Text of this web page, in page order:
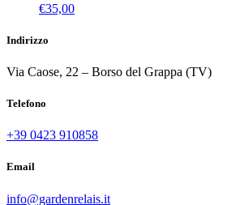
€35,00
Indirizzo
Via Caose, 22 – Borso del Grappa (TV)
Telefono
+39 0423 910858
Email
info@gardenrelais.it